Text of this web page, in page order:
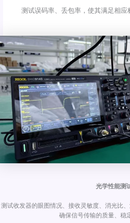
测试误码率、丢包率，使其满足相应
光学性能测
测试收发器的眼图情况、接收灵敏度、消光比
确保信号传输的质量、稳